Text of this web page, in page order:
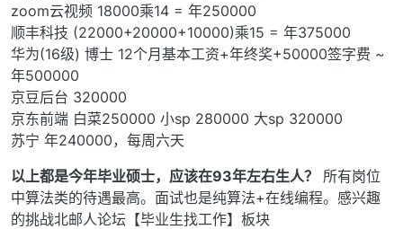
zoom云视频 18000乘14 = 年250000
顺丰科技 (22000+20000+10000)乘15 = 年375000
华为(16级) 博士 12个月基本工资+年终奖+50000签字费 ~
年500000
京豆后台 320000
京东前端 白菜250000 小sp 280000 大sp 320000
苏宁 年240000，每周六天
以上都是今年毕业硕士，应该在93年左右生人？
所有岗位
中算法类的待遇最高。面试也是纯算法+在线编程。感兴趣
的挑战北邮人论坛【毕业生找工作】板块